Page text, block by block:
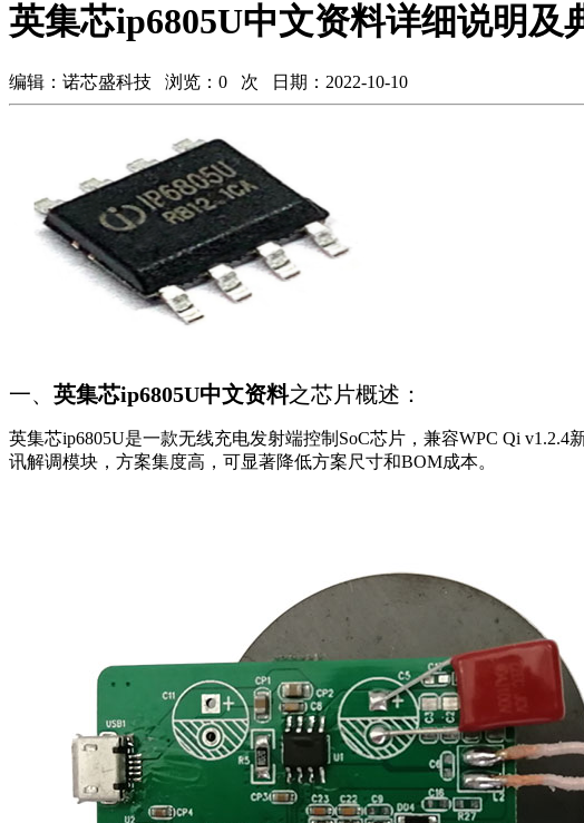
英集芯ip6805U中文资料详细说明及
编辑：诺芯盛科技 浏览： 0 次 日期：2022-10-10
一、 英集芯ip6805U中文资料之芯片概述：
英集芯ip6805U是一款无线充电发射端控制SoC芯片，兼容WPC Qi
讯解调模块，方案集度高，可显著降低方案尺寸和BOM成本。